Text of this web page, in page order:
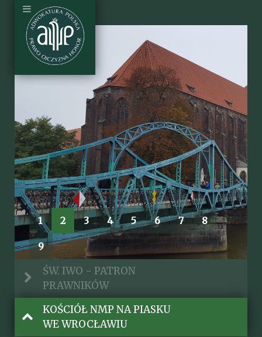
1 2 3 4 5 6 7 8
9
ŚW. IWO - PATRON
PRAWNIKÓW
KOŚCIÓŁ NMP NA PIASKU
WE WROCŁAWIU